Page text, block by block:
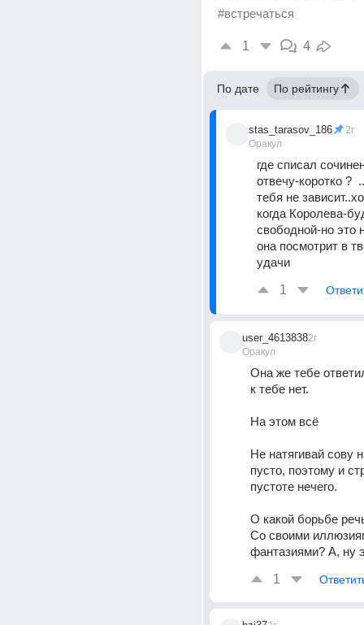
#встречаться
1 4
По дате По рейтингу
stas_tarasov_186
Оракул
2г
где списал
отвечу-коротко ?
тебя не
когда Королева-
свободной-но это
она посмотрит в
удачи
1
user_4613838
Оракул
2г
Она же тебе
к тебе нет.
На этом всё
Не натягивай сову
пусто, поэтому и
пустоте нечего.
О какой борьбе
Со своими
фантазиями? А, ну
1